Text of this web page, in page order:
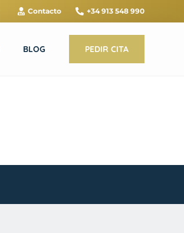
Contacto +34 913 548 990
BLOG PEDIR CITA